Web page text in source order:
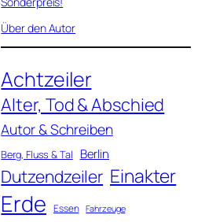
Über den Autor
Achtzeiler
Alter, Tod & Abschied
Autor & Schreiben
Berg, Fluss & Tal Berlin
Dutzendzeiler Einakter
Erde Essen Fahrzeuge